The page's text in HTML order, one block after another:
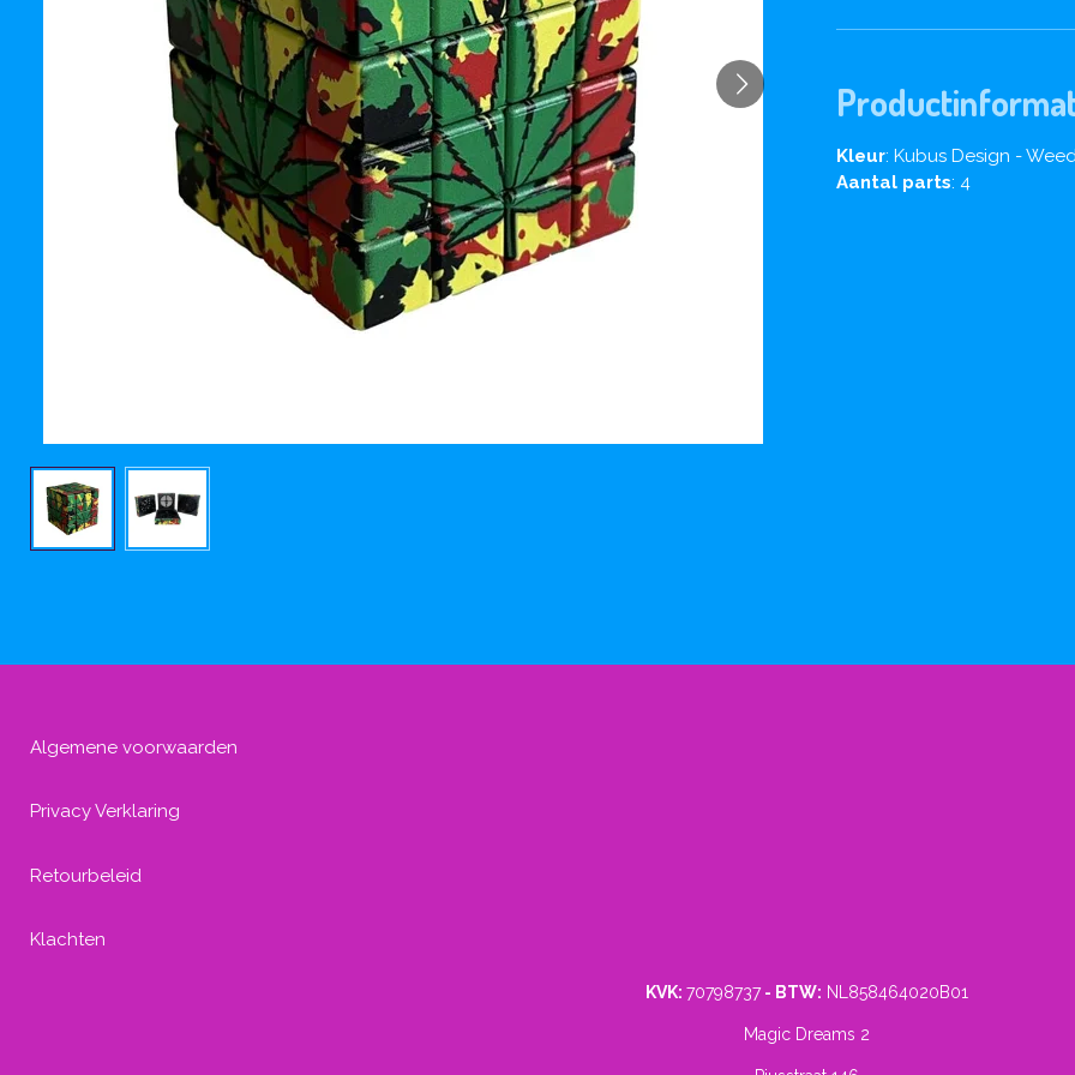
Kleur: Kubus Design -
Aantal parts: 4
Algemene voorwaarden
Privacy Verklaring
Retourbeleid
Klachten
KVK: 70798737- BTW: NL858464020B01
Magic Dreams 2